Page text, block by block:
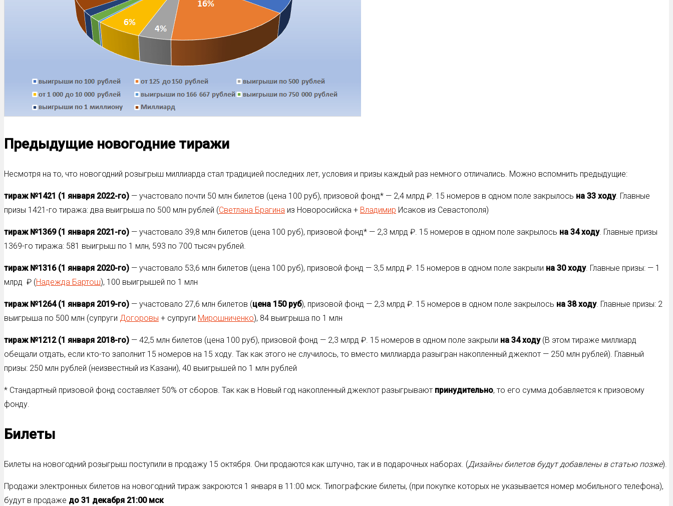
Предыдущие новогодние тиражи
Несмотря на то, что новогодний розыгрыш миллиарда стал традицией последних лет, условия и призы каждый раз немного отличались. Можно вспомнить предыдущие:
тираж №1421 (1 января 2022-го) — участовало почти 50 млн билетов (цена 100 руб), призовой фонд* — 2,4 млрд ₽. 15 номеров в одном поле закрылось на 33 ходу. Главные
призы 1421-го тиража: два выигрыша по 500 млн рублей (Светлана Брагина из Новоросийска + Владимир Исаков из Севастополя)
тираж №1369 (1 января 2021-го) — участовало 39,8 млн билетов (цена 100 руб), призовой фонд* — 2,3 млрд ₽. 15 номеров в одном поле закрылось на 34 ходу. Главные призы
1369-го тиража: 581 выигрыш по 1 млн, 593 по 700 тысяч рублей.
тираж №1316 (1 января 2020-го) — участовало 53,6 млн билетов (цена 100 руб), призовой фонд — 3,5 млрд ₽. 15 номеров в одном поле закрыли на 30 ходу. Главные призы: — 1
млрд ₽ (Надежда Бартош), 100 выигрышей по 1 млн
тираж №1264 (1 января 2019-го) — участовало 27,6 млн билетов (цена 150 руб), призовой фонд — 2,3 млрд ₽. 15 номеров в одном поле закрылось на 38 ходу. Главные призы: 2
выигрыша по 500 млн (супруги Догоровы + супруги Мирошниченко), 84 выигрыша по 1 млн
тираж №1212 (1 января 2018-го) — 42,5 млн билетов (цена 100 руб), призовой фонд — 2,3 млрд ₽. 15 номеров в одном поле закрыли на 34 ходу(В этом тираже миллиард
обещали отдать, если кто-то заполнит 15 номеров на 15 ходу. Так как этого не случилось, то вместо миллиарда разыгран накопленный джекпот — 250 млн рублей). Главный
призы: 250 млн рублей (неизвестный из Казани), 40 выигрышей по 1 млн рублей
* Стандартный призовой фонд составляет 50% от сборов. Так как в Новый год накопленный джекпот разыгрывают принудительно, то его сумма добавляется к призовому
фонду.
Билеты
Билеты на новогодний розыгрыш поступили в продажу 15 октября. Они продаются как штучно, так и в подарочных наборах. (Дизайны билетов будут добавлены в статью позже).
Продажи электронных билетов на новогодний тираж закроются 1 января в 11:00 мск. Типографские билеты, (при покупке которых не указывается номер мобильного телефона),
будут в продаже до 31 декабря 21:00 мск